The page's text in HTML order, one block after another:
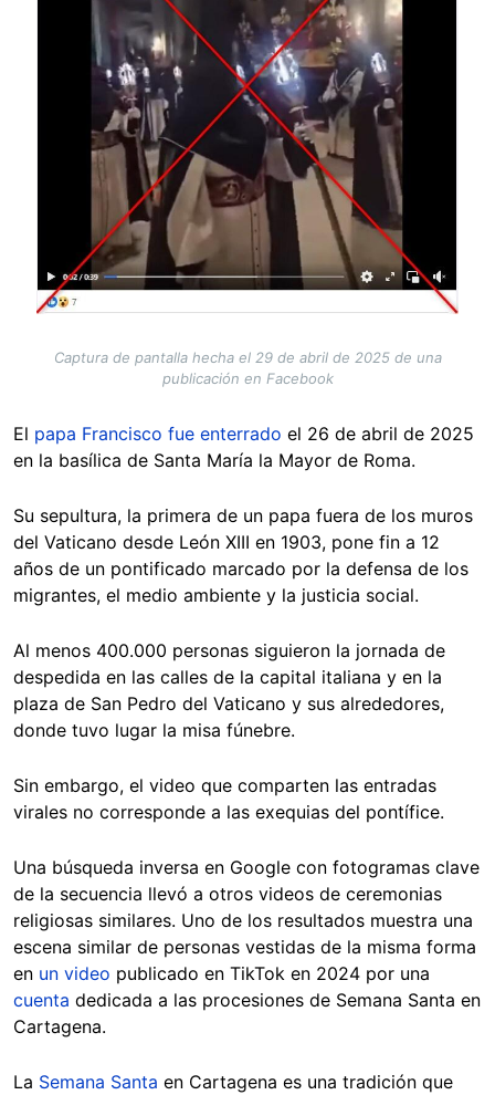
Captura de pantalla hecha el 29 de abril de 2025 de una
publicación en Facebook
El papa Francisco fue enterrado el 26 de abril de 2025
en la basílica de Santa María la Mayor de Roma.
Su sepultura, la primera de un papa fuera de los muros
del Vaticano desde León XIII en 1903, pone fin a 12
años de un pontificado marcado por la defensa de los
migrantes, el medio ambiente y la justicia social.
Al menos 400.000 personas siguieron la jornada de
despedida en las calles de la capital italiana y en la
plaza de San Pedro del Vaticano y sus alrededores,
donde tuvo lugar la misa fúnebre.
Sin embargo, el video que comparten las entradas
virales no corresponde a las exequias del pontífice.
Una búsqueda inversa en Google con fotogramas clave
de la secuencia llevó a otros videos de ceremonias
religiosas similares. Uno de los resultados muestra una
escena similar de personas vestidas de la misma forma
en un video publicado en TikTok en 2024 por una
cuenta dedicada a las procesiones de Semana Santa en
Cartagena.
La Semana Santa en Cartagena es una tradición que